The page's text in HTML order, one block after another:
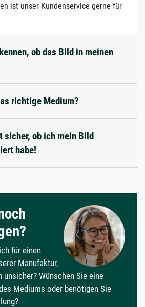
ist unser Kundenservice gerne für
ob das Bild in meinen
richtige Medium?
sicher, ob ich mein Bild
habe!
für einen
Manufaktur,
unsicher? Wünschen Sie eine
Mediums oder benötigen Sie